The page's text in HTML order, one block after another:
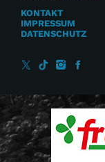
KONTAKT
IMPRESSUM
DATENSCHUTZ